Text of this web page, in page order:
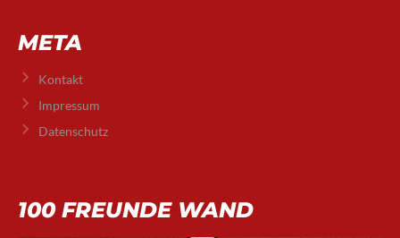
META
Kontakt
Impressum
Datenschutz
100 FREUNDE WAND